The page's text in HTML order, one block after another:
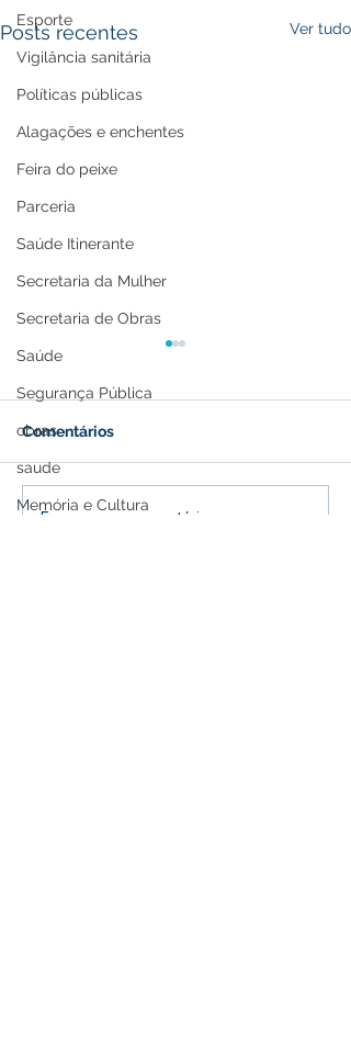
Esporte
Vigilância sanitária
Políticas públicas
Alagações e enchentes
Feira do peixe
Parceria
Saúde Itinerante
Secretaria da Mulher
Secretaria de Obras
Saúde
Segurança Pública
obras
saude
Memória e Cultura
Posts recentes Ver tudo
Presença marcante:
Comentários
Escreva um comentário